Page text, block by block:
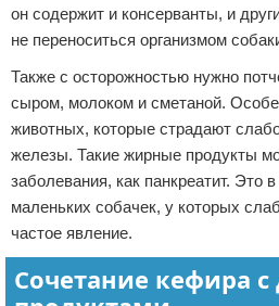
он содержит и консерванты, и
не переноситься организмом
Также с осторожностью нужно
сыром, молоком и сметаной.
животных, которые страдают
железы. Такие жирные продукты
заболевания, как панкреатит. Это
маленьких собачек, у которых
частое явление.
Сочетание кефира